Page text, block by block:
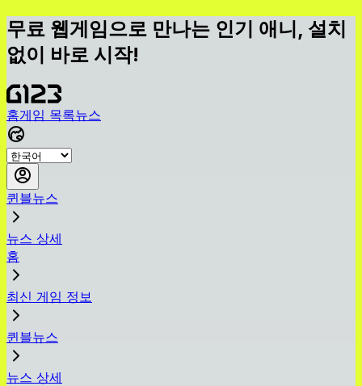
무료 웹게임으로 만나는 인기 애니, 설치
없이 바로 시작!
홈게임 목록뉴스
퀸블뉴스
뉴스 상세
홈
최신 게임 정보
퀸블뉴스
뉴스 상세